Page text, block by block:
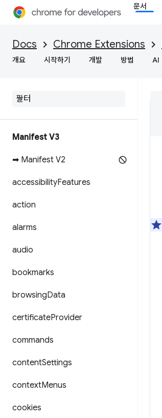
문서
Docs Chrome Extensions
개요 시작하기 개발 방법 AI
Manifest V3
➡ Manifest V2
accessibilityFeatures
action
alarms
audio
bookmarks
browsingData
certificateProvider
commands
contentSettings
contextMenus
cookies